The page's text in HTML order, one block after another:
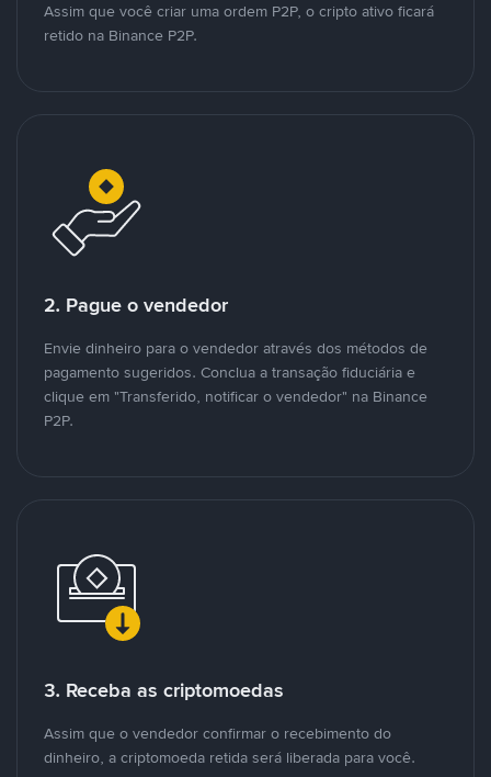
Assim que você criar uma ordem P2P, o cripto ativo ficará
retido na Binance P2P.
2. Pague o vendedor
Envie dinheiro para o vendedor através dos métodos de
pagamento sugeridos. Conclua a transação fiduciária e
clique em "Transferido, notificar o vendedor" na Binance
P2P.
3. Receba as criptomoedas
Assim que o vendedor confirmar o recebimento do
dinheiro, a criptomoeda retida será liberada para você.